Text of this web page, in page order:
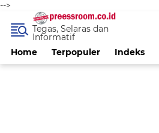
-->
Home Terpopuler Indeks
Tegas, Selaras dan
Informatif